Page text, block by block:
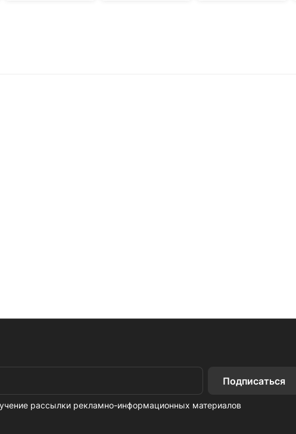
Подписаться
рассылки рекламно-информационных материалов